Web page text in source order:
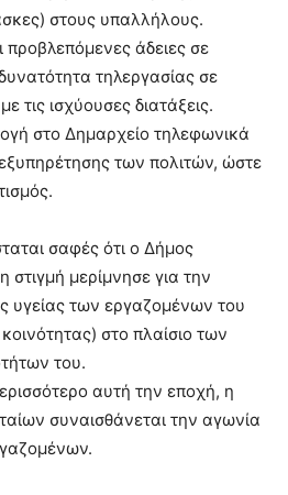
στους υπαλλήλους.
άδειες σε
τηλεργασίας σε
ισχύουσες διατάξεις.
στο Δημαρχείο τηλεφωνικά
των πολιτών, ώστε
σαφές ότι ο Δήμος
μερίμνησε για την
υγείας των εργαζομένων του
στο πλαίσιο των
του.
αυτή την εποχή, η
συναισθάνεται την αγωνία